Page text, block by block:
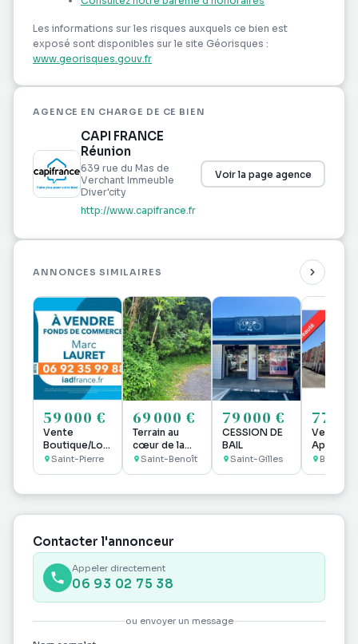
Ce terrain représente une véritable opportunité
dans un quartier dynamique, attractif et en pleine
évolution. Les honoraires d'agence sont à la charge
de l'acquéreur, soit 14,50% TTC du prix hors
honoraires.
www. georisques. gouv. fr.
Réseau Immobilier CAPIFRANCE - Votre agent
commercial (RSAC N°794 412 528 - Greffe de
SAINT PIERRE) Karine CHONETTE Entrepreneur
Individuel 06 93 02 75 38 - Réf.956702
Les informations sur les risques auxquels ce bien est
exposé sont disponibles sur le site Géorisques :
www.georisques.gouv.fr
AGENCE EN CHARGE DE CE BIEN
CAPI FRANCE
Réunion
639 rue du Mas de
Verchant Immeuble
Diver'city
http://www.capifrance.fr
Voir la page agence
ANNONCES SIMILAIRES
59 000 €
Vente
Boutique/Local
commercial
Saint-Pierre
69 000 €
Terrain au
cœur de la
nature, à deux
Anne
Saint-Benoît
79 000 €
CESSION DE
BAIL
Saint-Gilles
77
Vente
2 pièces
Bras-
Contacter l'annonceur
Appeler directement
06 93 02 75 38
ou envoyer un message